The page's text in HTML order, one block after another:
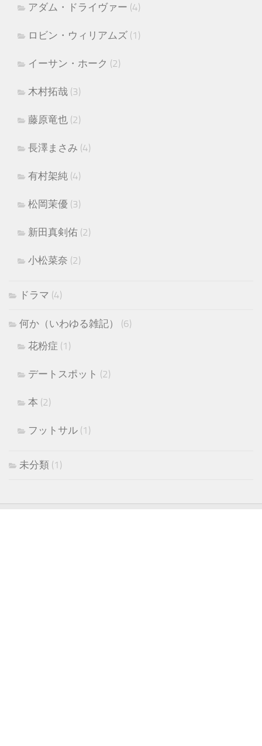
アダム・ドライヴァー (4)
ロビン・ウィリアムズ (1)
イーサン・ホーク (2)
木村拓哉 (3)
藤原竜也 (2)
長澤まさみ (4)
有村架純 (4)
松岡茉優 (3)
新田真剣佑 (2)
小松菜奈 (2)
ドラマ (4)
何か（いわゆる雑記）
(6)
花粉症 (1)
デートスポット (2)
本 (2)
フットサル (1)
未分類 (1)